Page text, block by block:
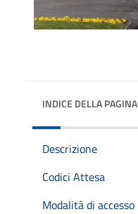
INDICE DELLA PAGINA
Descrizione
Codici Attesa
Modalità di accesso